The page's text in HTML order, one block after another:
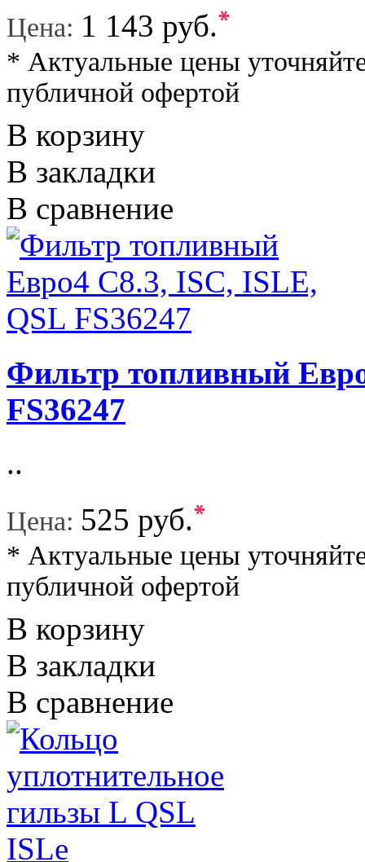
Цена: 1 143 руб.*
* Актуальные цены
публичной офертой
В корзину
В закладки
В сравнение
Фильтр топливный
FS36247
..
Цена: 525 руб.*
* Актуальные цены
публичной офертой
В корзину
В закладки
В сравнение